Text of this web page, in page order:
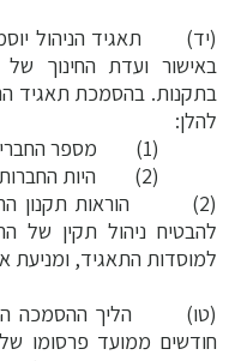
(יד) תאגיד הניהול
באישור ועדת החינוך
בתקנות. בהסמכת תאגיד
להלן:
(1) מספר החברים בתאגיד;
(2) היות החברות בתאגיד פתוחה לכל יוצר קולנועי;
(2) הוראות תקנון
להבטיח ניהול תקין של
למוסדות התאגיד, ומניעת
(טו) הליך ההסמכה
חודשים ממועד פרסומו